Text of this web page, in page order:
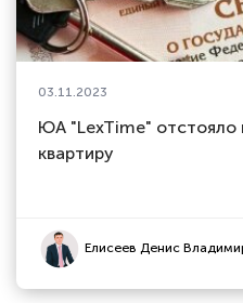
03.11.2023
ЮА "LexTime" отстояло
квартиру
Елисеев Денис